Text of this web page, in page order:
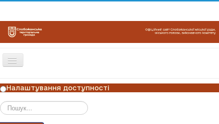
Перемикач
ГОЛОВНА
НОВИНИ
ОГОЛОШЕННЯ
Налаштування доступності